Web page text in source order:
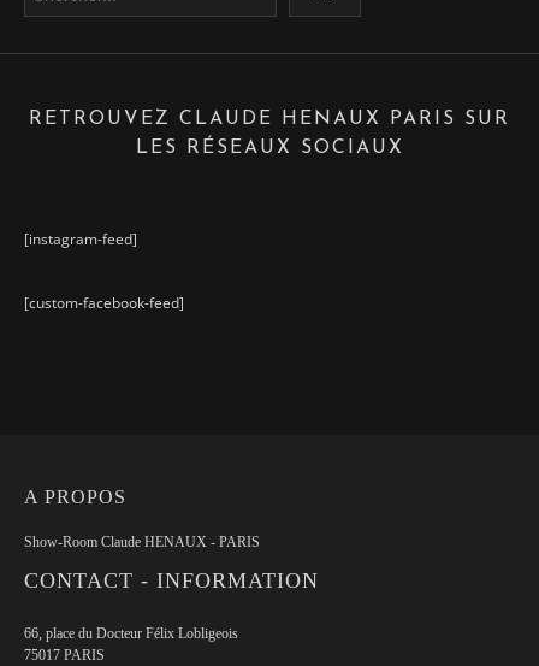
RETROUVEZ CLAUDE HENAUX PARIS SUR
LES RÉSEAUX SOCIAUX
[instagram-feed]
[custom-facebook-feed]
A PROPOS
Show-Room Claude HENAUX - PARIS
CONTACT - INFORMATION
66, place du Docteur Félix Lobligeois
75017 PARIS